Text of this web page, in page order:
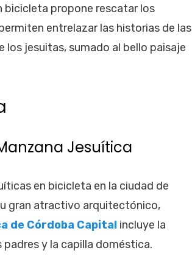
bicicleta propone rescatar los
entrelazar las historias de las
jesuitas, sumado al bello paisaje
Jesuítica
en bicicleta en la ciudad de
gran atractivo arquitectónico,
de Córdoba Capital incluye la
padres y la capilla doméstica.